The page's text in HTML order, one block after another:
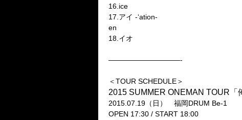
16.ice
17.アイ -‘ation-
en
18.イオ
——————————-
＜TOUR SCHEDULE＞
2015 SUMMER ONEMAN TOUR「
2015.07.19（日） 福岡DRUM Be-1
OPEN 17:30 / START 18:00